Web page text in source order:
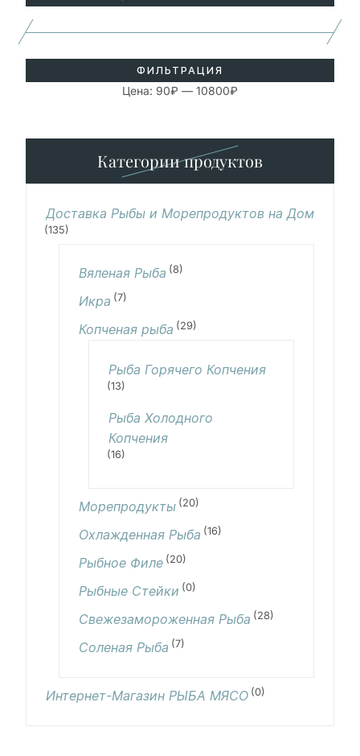
ФИЛЬТРАЦИЯ
Цена: 90₽ — 10800₽
Категории продуктов
Доставка Рыбы и Морепродуктов на Дом
(135)
Вяленая Рыба (8)
Икра (7)
Копченая рыба (29)
Рыба Горячего Копчения
(13)
Рыба Холодного
Копчения
(16)
Морепродукты (20)
Охлажденная Рыба (16)
Рыбное Филе (20)
Рыбные Стейки (0)
Свежезамороженная Рыба (28)
Соленая Рыба (7)
Интернет-Магазин РЫБА МЯСО (0)